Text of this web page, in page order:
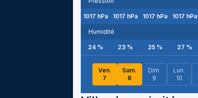
1017 hPa 1017 hPa 1017 hPa 1017 hPa
Humidité
24 % 23 % 25% 27 %
Ven.
7
Sam.
8
Dim.
9
Lun.
10